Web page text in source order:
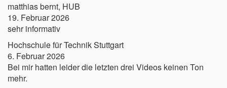
matthias bernt, HUB
19. Februar 2026
sehr informativ
Hochschule für Technik Stuttgart
6. Februar 2026
Bei mir hatten leider die letzten drei Videos keinen Ton
mehr.